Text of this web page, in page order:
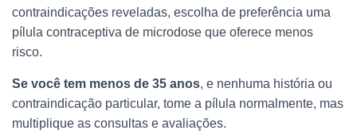
contraindicações reveladas, escolha de preferência uma
pílula contraceptiva de microdose que oferece menos
risco.
Se você tem menos de 35 anos, e nenhuma história ou
contraindicação particular, tome a pílula normalmente, mas
multiplique as consultas e avaliações.